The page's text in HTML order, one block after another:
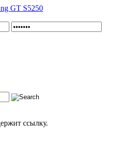
GT S5250
ссылку.